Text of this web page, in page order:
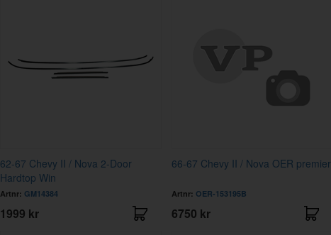
62-67 Chevy II / Nova 2-Door
Hardtop Win
Artnr: GM14384
1999 kr
66-67 Chevy II / Nova OER premier
Artnr: OER-153195B
6750 kr